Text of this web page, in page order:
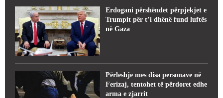
Erdogani përshëndet përpjekjet e
Trumpit për t’i dhënë fund luftës
në Gaza
Përleshje mes disa personave në
Ferizaj, tentohet të përdoret edhe
arma e zjarrit